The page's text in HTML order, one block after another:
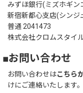
みずほ銀行(ミズホギン
新宿新都心支店(シンジ
普通 2041473
株式会社クロムスタイ
■お問い合わせ
お問い合わせはこちら
けにご連絡いたします。